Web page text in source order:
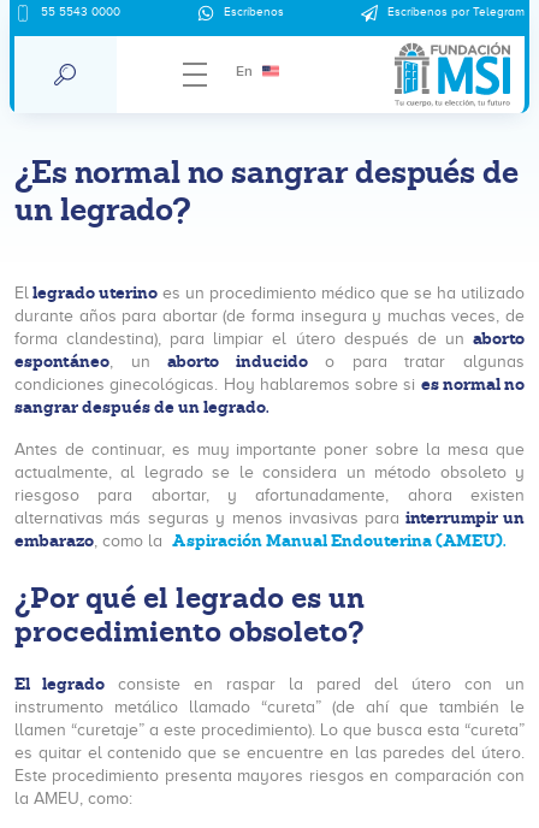
55 5543 0000 Escríbenos Escríbenos por Telegram
En
¿Es normal no sangrar después de
un legrado?
El legrado uterino es un procedimiento médico que se ha utilizado
durante años para abortar (de forma insegura y muchas veces, de
forma clandestina), para limpiar el útero después de un aborto
espontáneo, unaborto inducidoo para tratar algunas
condiciones ginecológicas. Hoy hablaremos sobre si es normal no
sangrar después de un legrado.
Antes de continuar, es muy importante poner sobre la mesa que
actualmente, al legrado se le considera un método obsoleto y
riesgoso para abortar, y afortunadamente, ahora existen
alternativas más seguras y menos invasivas para interrumpir un
embarazo, como la Aspiración Manual Endouterina (AMEU).
¿Por qué el legrado es un
procedimiento obsoleto?
El legrado consiste en raspar la pared del útero con un
instrumento metálico llamado “cureta” (de ahí que también le
llamen “curetaje” a este procedimiento). Lo que busca esta “cureta”
es quitar el contenido que se encuentre en las paredes del útero.
Este procedimiento presenta mayores riesgos en comparación con
la AMEU, como: